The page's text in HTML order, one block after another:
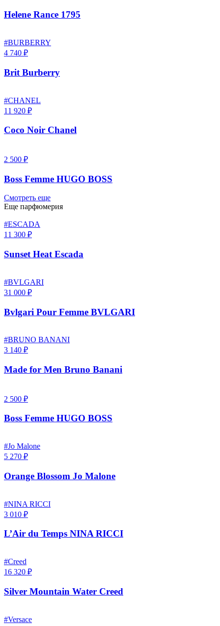
Helene Rance 1795
#BURBERRY
4 740 ₽
Brit Burberry
#CHANEL
11 920 ₽
Coco Noir Chanel
2 500 ₽
Boss Femme HUGO BOSS
Смотреть еще
Еще парфюмерия
#ESCADA
11 300 ₽
Sunset Heat Escada
#BVLGARI
31 000 ₽
Bvlgari Pour Femme BVLGARI
#BRUNO BANANI
3 140 ₽
Made for Men Bruno Banani
2 500 ₽
Boss Femme HUGO BOSS
#Jo Malone
5 270 ₽
Orange Blossom Jo Malone
#NINA RICCI
3 010 ₽
L’Air du Temps NINA RICCI
#Creed
16 320 ₽
Silver Mountain Water Creed
#Versace